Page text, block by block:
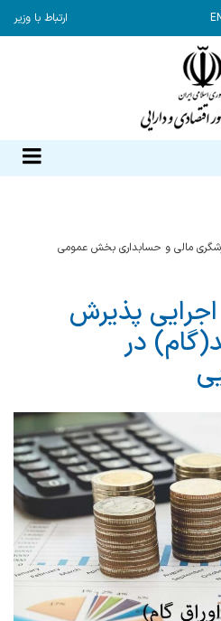
ارتباط با وزیر
مالی و حسابداری بخش عمومی
پذیرش
در